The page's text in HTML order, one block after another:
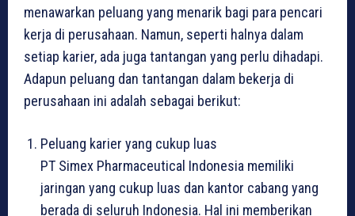
menawarkan peluang yang menarik bagi para pencari
kerja di perusahaan. Namun, seperti halnya dalam
setiap karier, ada juga tantangan yang perlu dihadapi.
Adapun peluang dan tantangan dalam bekerja di
perusahaan ini adalah sebagai berikut:
Peluang karier yang cukup luas
PT Simex Pharmaceutical Indonesia memiliki
jaringan yang cukup luas dan kantor cabang yang
berada di seluruh Indonesia. Hal ini memberikan